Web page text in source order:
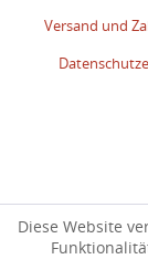
Versand und
Diese Website